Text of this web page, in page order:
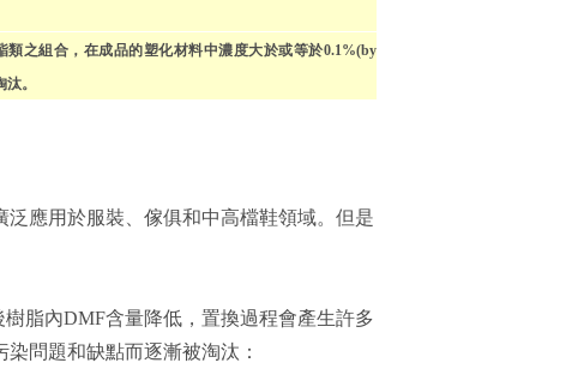
之組合，在成品的塑化材料中濃度大於或等於0.1%(by
。
應用於服裝、傢俱和中高檔鞋領域。但是
脂內DMF含量降低，置換過程會產生許多
問題和缺點而逐漸被淘汰：